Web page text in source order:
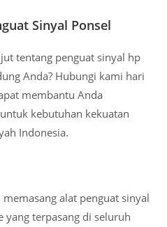
Sinyal Ponsel
tentang penguat sinyal hp
Anda? Hubungi kami hari
membantu Anda
kebutuhan kekuatan
Indonesia.
alat penguat sinyal
yang terpasang di seluruh